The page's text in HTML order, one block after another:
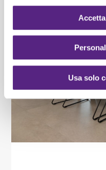
Usa solo